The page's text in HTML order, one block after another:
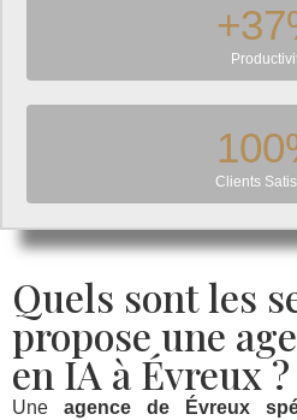
+37
Clients
100
Quels sont les
propose une
en IA à Évreux ?
Une agence de Évreux